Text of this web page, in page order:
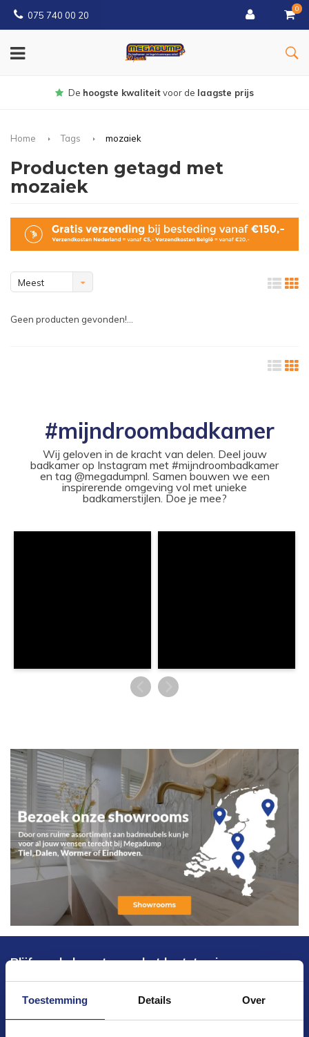
Toestemming Details Over
075 740 00 20
0
Gratisbezorgd vanaf € 150
Home Tags mozaiek
Producten getagd met
mozaiek
Meest
Geen producten gevonden!...
#mijndroombadkamer
Wij geloven in de kracht van delen. Deel jouw
badkamer op Instagram met #mijndroombadkamer
en tag @megadumpnl. Samen bouwen we een
inspirerende omgeving vol met unieke
badkamerstijlen. Doe je mee?
Blijf op de hoogte van het laatste nieuws en
ontwikkelingen